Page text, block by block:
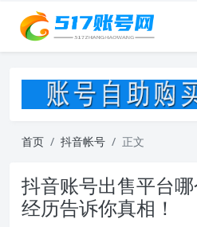
首页 抖音帐号 正文
抖音账号出售平台
经历告诉你真相！